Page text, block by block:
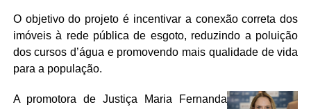
O objetivo do projeto é incentivar a conexão correta dos
imóveis à rede pública de esgoto, reduzindo a poluição
dos cursos d’água e promovendo mais qualidade de vida
para a população.
A promotora de Justiça Maria Fernanda